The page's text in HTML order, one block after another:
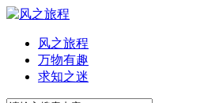
风之旅程
万物有趣
求知之迷